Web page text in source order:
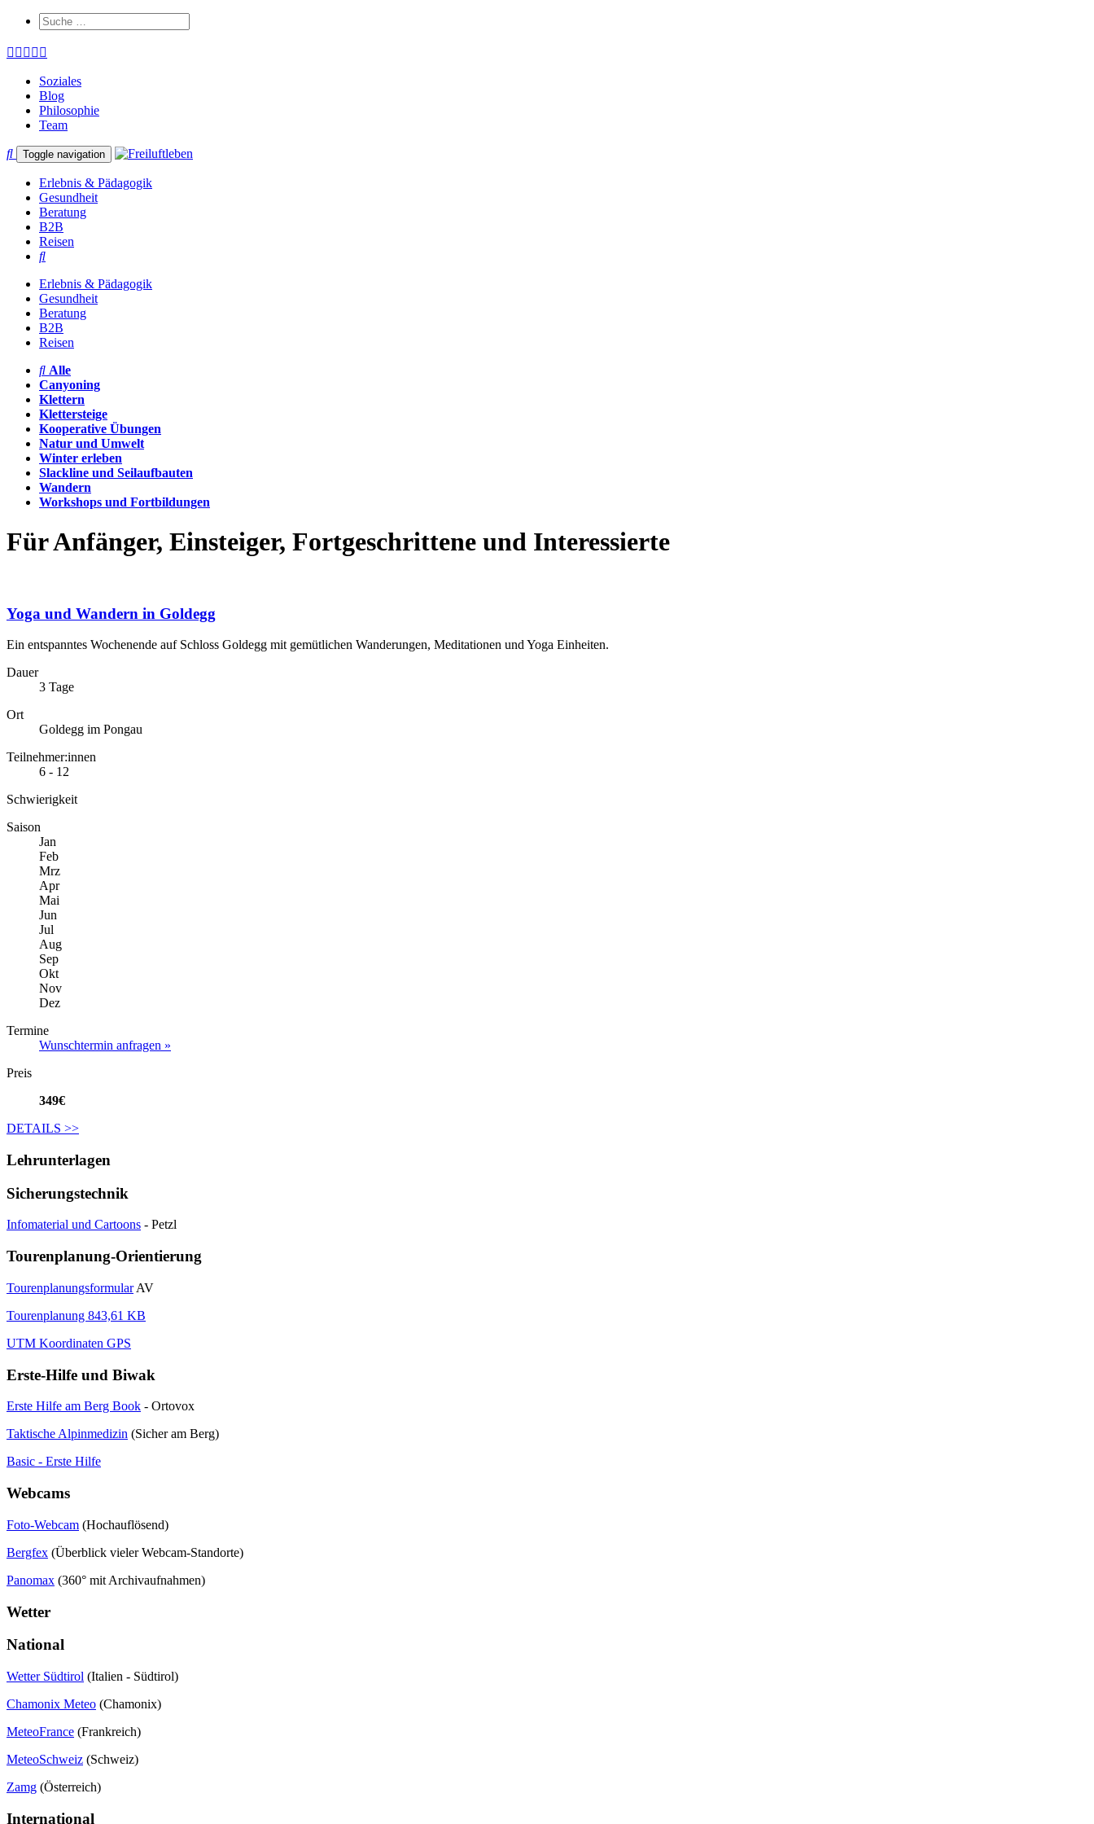
Soziales
Blog
Philosophie
Team
Toggle navigation
Erlebnis & Pädagogik
Gesundheit
Beratung
B2B
Reisen
Erlebnis & Pädagogik
Gesundheit
Beratung
B2B
Reisen
Alle
Canyoning
Klettern
Klettersteige
Kooperative Übungen
Natur und Umwelt
Winter erleben
Slackline und Seilaufbauten
Wandern
Workshops und Fortbildungen
Für Anfänger, Einsteiger, Fortgeschrittene und Interessierte
Yoga und Wandern in Goldegg
Ein entspanntes Wochenende auf Schloss Goldegg mit gemütlichen Wanderungen, Meditationen und Yoga Einheiten.
Dauer
3 Tage
Ort
Goldegg im Pongau
Teilnehmer:innen
6 - 12
Schwierigkeit
Saison
Jan
Feb
Mrz
Apr
Mai
Jun
Jul
Aug
Sep
Okt
Nov
Dez
Termine
Wunschtermin anfragen »
Preis
349€
DETAILS >>
Lehrunterlagen
Sicherungstechnik
Infomaterial und Cartoons - Petzl
Tourenplanung-Orientierung
TourenplanungsformularAV
Tourenplanung 843,61 KB
UTM Koordinaten GPS
Erste-Hilfe und Biwak
Erste Hilfe am Berg Book - Ortovox
Taktische Alpinmedizin (Sicher am Berg)
Basic - Erste Hilfe
Webcams
Foto-Webcam (Hochauflösend)
Bergfex (Überblick vieler Webcam-Standorte)
Panomax (360° mit Archivaufnahmen)
Wetter
National
Wetter Südtirol (Italien - Südtirol)
Chamonix Meteo (Chamonix)
MeteoFrance (Frankreich)
MeteoSchweiz (Schweiz)
Zamg (Österreich)
International